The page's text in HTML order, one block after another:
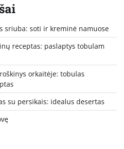
sriuba: soti ir kreminė namuose
receptas: paslaptys tobulam
orkaitėje: tobulas
su persikais: idealus desertas